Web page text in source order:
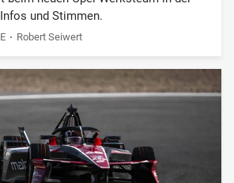
und Stimmen.
Robert Seiwert